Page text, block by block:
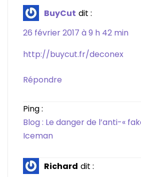
BuyCut dit :
26 février 2017 à 9 h 42 min
http://buycut.fr/deconex
Répondre
Ping :
Blog : Le danger de l’anti-«
Iceman
Richard dit :